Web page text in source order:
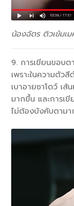
น้องฉัตร ติวเข้มเ
9. การเขียนขอบตา
เพราะในความตัว
เบาอายชาโดว์ เ
มากขึ้น และการเขี
ไม่ต้องบังคับตามา